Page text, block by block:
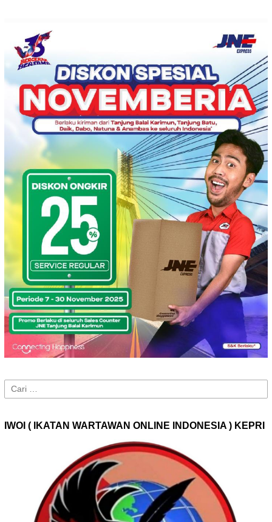
Cari
untuk:
IWOI ( IKATAN WARTAWAN ONLINE INDONESIA ) KEPRI